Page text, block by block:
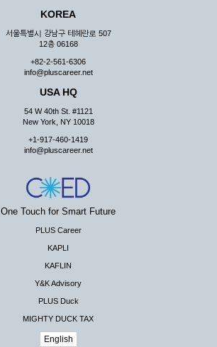
KOREA
서울특별시 강남구 테헤란로 507
12층 06168
+82-2-561-6306
info@pluscareer.net
USA HQ
54 W 40th St. #1121
New York, NY 10018
+1-917-460-1419
info@pluscareer.net
One Touch for Smart Future
PLUS Career
KAPLI
KAFLIN
Y&K Advisory
PLUS Duck
MIGHTY DUCK TAX
English